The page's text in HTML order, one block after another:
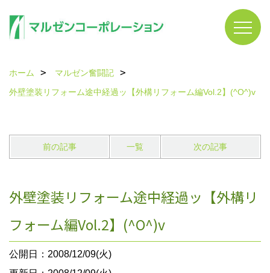
ホーム
マルゼン奮闘記
外壁塗装リフォーム途中経過ッ【外構リフォーム編Vol.2】(^O^)v
前の記事 一覧 次の記事
外壁塗装リフォーム途中経過ッ【外構リ
フォーム編Vol.2】(^O^)v
公開日：2008/12/09(火)